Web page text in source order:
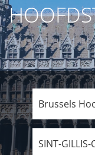
Brussels
SINT-GILLIS-